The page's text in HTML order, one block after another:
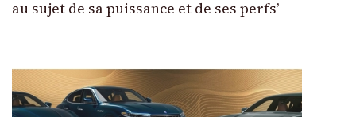
au sujet de sa puissance et de ses perfs’